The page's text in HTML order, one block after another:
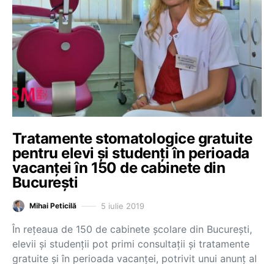
Tratamente stomatologice gratuite
pentru elevi și studenți în perioada
vacanței în 150 de cabinete din
București
Mihai Peticilă 5 iulie 2019
În rețeaua de 150 de cabinete școlare din București,
elevii și studenții pot primi consultații și tratamente
gratuite și în perioada vacanței, potrivit unui anunț al